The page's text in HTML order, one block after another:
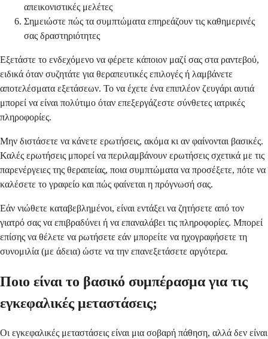
απεικονιστικές μελέτες
Σημειώστε πώς τα συμπτώματα επηρεάζουν τις καθημερινές
σας δραστηριότητες
Εξετάστε το ενδεχόμενο να φέρετε κάποιον μαζί σας στα ραντεβού,
ειδικά όταν συζητάτε για θεραπευτικές επιλογές ή λαμβάνετε
αποτελέσματα εξετάσεων. Το να έχετε ένα επιπλέον ζευγάρι αυτιά
μπορεί να είναι πολύτιμο όταν επεξεργάζεστε σύνθετες ιατρικές
πληροφορίες.
Μην διστάσετε να κάνετε ερωτήσεις, ακόμα κι αν φαίνονται βασικές.
Καλές ερωτήσεις μπορεί να περιλαμβάνουν ερωτήσεις σχετικά με τις
παρενέργειες της θεραπείας, ποια συμπτώματα να προσέξετε, πότε να
καλέσετε το γραφείο και πώς φαίνεται η πρόγνωσή σας.
Εάν νιώθετε καταβεβλημένοι, είναι εντάξει να ζητήσετε από τον
γιατρό σας να επιβραδύνει ή να επαναλάβει τις πληροφορίες. Μπορεί
επίσης να θέλετε να ρωτήσετε εάν μπορείτε να ηχογραφήσετε τη
συνομιλία (με άδεια) ώστε να την επανεξετάσετε αργότερα.
Ποιο είναι το βασικό συμπέρασμα για τις
εγκεφαλικές μεταστάσεις;
Οι εγκεφαλικές μεταστάσεις είναι μια σοβαρή πάθηση, αλλά δεν είναι